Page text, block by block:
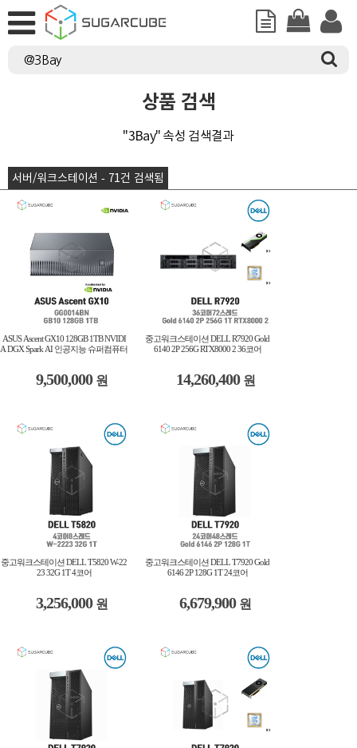
상품 검색
"3Bay" 속성 검색결과
서버/워크스테이션 - 71건 검색됨
ASUS Ascent GX10 128GB 1TB NVIDI
A DGX Spark AI 인공지능 슈퍼컴퓨터
9,500,000 원
중고워크스테이션 DELL R7920 Gold
6140 2P 256G RTX8000 2 36코어
14,260,400 원
중고워크스테이션 DELL T5820 W-22
23 32G 1T 4코어
3,256,000 원
중고워크스테이션 DELL T7920 Gold
6146 2P 128G 1T 24코어
6,679,900 원